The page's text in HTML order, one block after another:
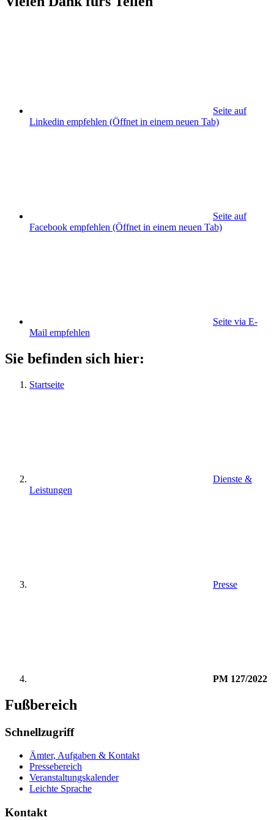
Seite auf
Linkedin empfehlen (Öffnet in einem neuen Tab)
Seite auf
Facebook empfehlen (Öffnet in einem neuen Tab)
Seite via E-
Mail empfehlen
Sie befinden sich hier:
Startseite
Dienste &
Leistungen
Presse
PM 127/2022
Fußbereich
Schnellzugriff
Ämter, Aufgaben & Kontakt
Pressebereich
Veranstaltungskalender
Leichte Sprache
Kontakt